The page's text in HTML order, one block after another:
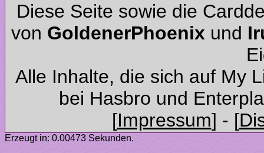
Diese Seite sowie die
von
und
Alle Inhalte, die sich auf My
Erzeugt in: 0.00473 Sekunden.